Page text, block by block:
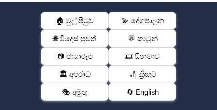
🏠 මුල් පිටුව 💫 දේශපාලන
🌐 විදෙස් පුවත් 💬 කාටූන්
📷 ඡායාරූප 🎞️ සිනමාව
🏛️ අපරාධ 🏏 ක්‍රිකට්
🎭 අමුතු 🔄 English